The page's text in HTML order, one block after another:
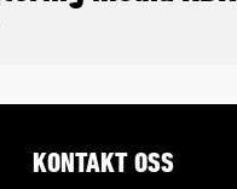
KONTAKT OSS